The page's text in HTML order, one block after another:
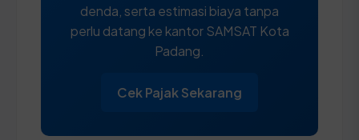
denda, serta estimasi biaya tanpa
perlu datang ke kantor SAMSAT Kota
Padang.
Cek Pajak Sekarang